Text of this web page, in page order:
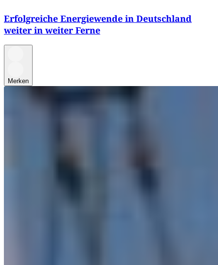
Erfolgreiche Energiewende in Deutschland
weiter in weiter Ferne
Merken